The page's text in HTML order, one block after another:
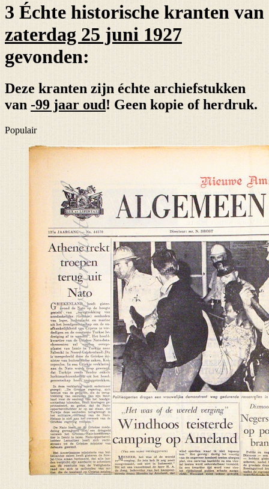
3 Échte historische kranten van
zaterdag 25 juni 1927
gevonden:
Deze kranten zijn échte archiefstukken
van -99 jaar oud ! Geen kopie of herdruk.
Populair